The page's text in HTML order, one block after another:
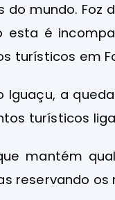
mundo. Foz
esta é
turísticos em
a
turísticos
mantém
reservando